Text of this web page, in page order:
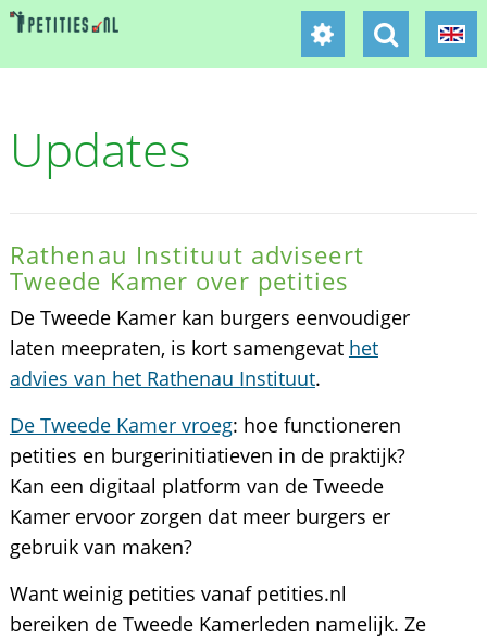
Updates
Rathenau Instituut adviseert
Tweede Kamer over petities
De Tweede Kamer kan burgers eenvoudiger
laten meepraten, is kort samengevat het
advies van het Rathenau Instituut.
De Tweede Kamer vroeg: hoe functioneren
petities en burgerinitiatieven in de praktijk?
Kan een digitaal platform van de Tweede
Kamer ervoor zorgen dat meer burgers er
gebruik van maken?
Want weinig petities vanaf petities.nl
bereiken de Tweede Kamerleden namelijk. Ze